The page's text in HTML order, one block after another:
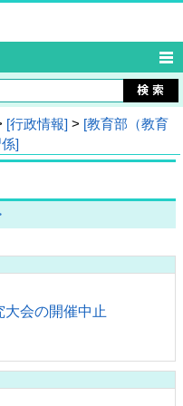
[行政情報] > [教育部（教育
]
会の開催中止